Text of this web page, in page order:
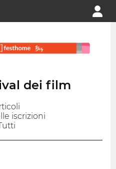
dei film
iscrizioni